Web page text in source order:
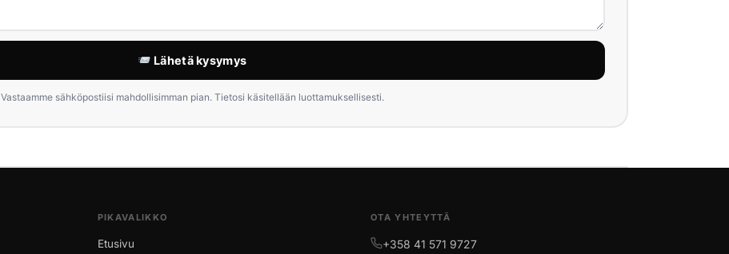
Lähetä kysymys
Vastaamme sähköpostiisi mahdollisimman pian. Tietosi käsitellään luottamuksellisesti.
PIKAVALIKKO
Etusivu
OTA YHTEYTTÄ
+358 41 571 9727